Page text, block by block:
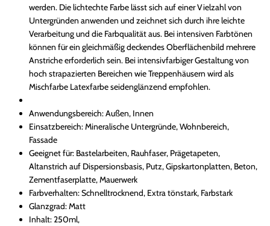
werden. Die lichtechte Farbe lässt sich auf einer Vielzahl von
Untergründen anwenden und zeichnet sich durch ihre leichte
Verarbeitung und die Farbqualität aus. Bei intensiven Farbtönen
können für ein gleichmäßig deckendes Oberflächenbild mehrere
Anstriche erforderlich sein. Bei intensivfarbiger Gestaltung von
hoch strapazierten Bereichen wie Treppenhäusern wird als
Mischfarbe Latexfarbe seidenglänzend empfohlen.
Anwendungsbereich: Außen, Innen
Einsatzbereich: Mineralische Untergründe, Wohnbereich,
Fassade
Geeignet für: Bastelarbeiten, Rauhfaser, Prägetapeten,
Altanstrich auf Dispersionsbasis, Putz, Gipskartonplatten, Beton,
Zementfaserplatte, Mauerwerk
Farbverhalten: Schnelltrocknend, Extra tönstark, Farbstark
Glanzgrad: Matt
Inhalt: 250ml,